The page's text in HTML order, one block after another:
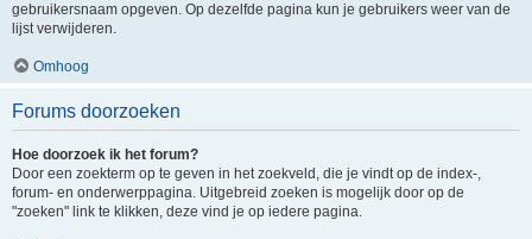
gebruikersnaam opgeven. Op dezelfde pagina kun je gebruikers weer van de
lijst verwijderen.
Omhoog
Forums doorzoeken
Hoe doorzoek ik het forum?
Door een zoekterm op te geven in het zoekveld, die je vindt op de index-,
forum- en onderwerppagina. Uitgebreid zoeken is mogelijk door op de
"zoeken" link te klikken, deze vind je op iedere pagina.